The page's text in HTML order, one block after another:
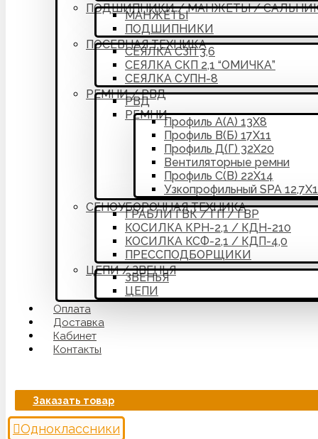
ПОДШИПНИКИ / МАНЖЕТЫ /
МАНЖЕТЫ
ПОДШИПНИКИ
ПОСЕВНАЯ ТЕХНИКА
СЕЯЛКА СЗП 3,6
СЕЯЛКА СКП 2,1 “ОМИЧКА”
СЕЯЛКА СУПН-8
РЕМНИ / РВД
РВД
РЕМНИ
Профиль А(А) 13Х8
Профиль В(Б) 17Х11
Профиль Д(Г) 32Х20
Вентиляторные ремни
Профиль С(В) 22Х14
Узкопрофильный SPA
СЕНОУБОРОЧНАЯ ТЕХНИКА
ГРАБЛИ ГВК / ГП / ГВР
КОСИЛКА КРН-2,1 / КДН-210
КОСИЛКА КСФ-2,1 / КДП-4,0
ПРЕССПОДБОРЩИКИ
ЦЕПИ / ЗВЕНЬЯ
ЗВЕНЬЯ
ЦЕПИ
Оплата
Доставка
Кабинет
Контакты
Заказать товар
Одноклассники